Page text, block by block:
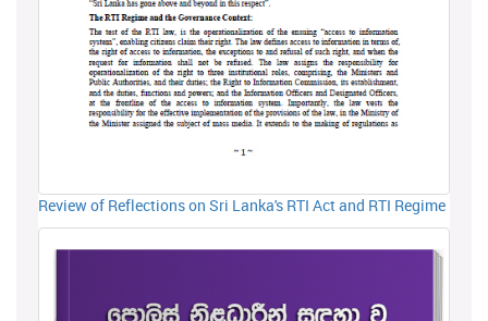
Review of Reflections on Sri Lanka's RTI Act and RTI Regime